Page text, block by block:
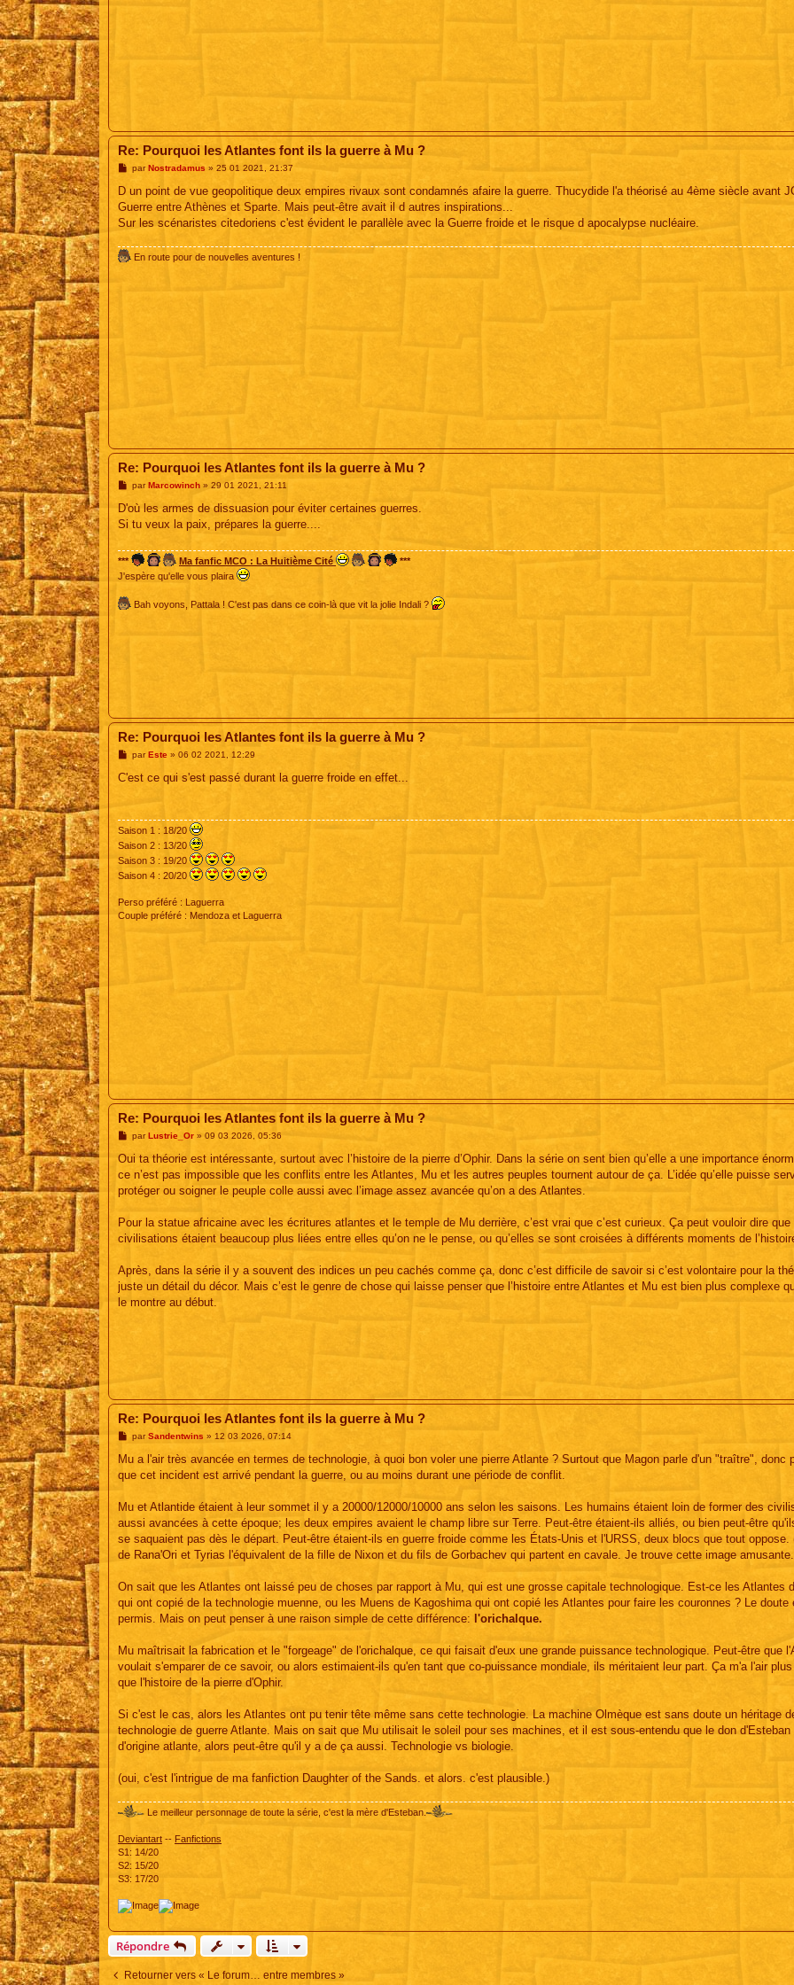
Re: Pourquoi les Atlantes font ils la guerre à Mu ?
M
s
a
g
parNostradamus» 25 01 2021, 21:37
D un point de vue geopolitique deux empires rivaux sont condamnés afaire la guerre. Thucydide l'a théorisé au 4ème siècle avant
Guerre entre Athènes et Sparte. Mais peut-être avait il d autres inspirations...
Sur les scénaristes citedoriens c'est évident le parallèle avec la Guerre froide et le risque d apocalypse nucléaire.
En route pour de nouvelles aventures !
Re: Pourquoi les Atlantes font ils la guerre à Mu ?
M
s
a
parMarcowinch» 29 01 2021, 21:11
D'où les armes de dissuasion pour éviter certaines guerres.
Si tu veux la paix, prépares la guerre....
*** Ma fanfic MCO : La Huitième Cité
***
J'espère qu'elle vous plaira
Bah voyons, Pattala ! C'est pas dans ce coin-là que vit la jolie Indali ?
Re: Pourquoi les Atlantes font ils la guerre à Mu ?
M
s
parEste» 06 02 2021, 12:29
C'est ce qui s'est passé durant la guerre froide en effet...
Saison 1 : 18/20
Saison 2 : 13/20
Saison 3 : 19/20
Saison 4 : 20/20
Perso préféré : Laguerra
Couple préféré : Mendoza et Laguerra
Re: Pourquoi les Atlantes font ils la guerre à Mu ?
M
s
a
g
parLustrie_Or» 09 03 2026, 05:36
Oui ta théorie est intéressante, surtout avec l’histoire de la pierre d’Ophir. Dans la série on sent bien qu’elle a une importance
ce n’est pas impossible que les conflits entre les Atlantes, Mu et les autres peuples tournent autour de ça. L’idée qu’elle puisse
protéger ou soigner le peuple colle aussi avec l’image assez avancée qu’on a des Atlantes.
Pour la statue africaine avec les écritures atlantes et le temple de Mu derrière, c’est vrai que c’est curieux. Ça peut vouloir dire que
civilisations étaient beaucoup plus liées entre elles qu’on ne le pense, ou qu’elles se sont croisées à différents moments de
Après, dans la série il y a souvent des indices un peu cachés comme ça, donc c’est difficile de savoir si c’est volontaire pour la
juste un détail du décor. Mais c’est le genre de chose qui laisse penser que l’histoire entre Atlantes et Mu est bien plus complexe
le montre au début.
Re: Pourquoi les Atlantes font ils la guerre à Mu ?
M
s
a
par Sandentwins » 12 03 2026, 07:14
Mu a l'air très avancée en termes de technologie, à quoi bon voler une pierre Atlante ? Surtout que Magon parle d'un "traître", donc
que cet incident est arrivé pendant la guerre, ou au moins durant une période de conflit.
Mu et Atlantide étaient à leur sommet il y a 20000/12000/10000 ans selon les saisons. Les humains étaient loin de former des
aussi avancées à cette époque; les deux empires avaient le champ libre sur Terre. Peut-être étaient-ils alliés, ou bien peut-être
se saquaient pas dès le départ. Peut-être étaient-ils en guerre froide comme les États-Unis et l'URSS, deux blocs que tout oppose.
de Rana'Ori et Tyrias l'équivalent de la fille de Nixon et du fils de Gorbachev qui partent en cavale. Je trouve cette image
On sait que les Atlantes ont laissé peu de choses par rapport à Mu, qui est une grosse capitale technologique. Est-ce les Atlantes
qui ont copié de la technologie muenne, ou les Muens de Kagoshima qui ont copié les Atlantes pour faire les couronnes ? Le doute
permis. Mais on peut penser à une raison simple de cette différence: l'orichalque.
Mu maîtrisait la fabrication et le "forgeage" de l'orichalque, ce qui faisait d'eux une grande puissance technologique. Peut-être que
voulait s'emparer de ce savoir, ou alors estimaient-ils qu'en tant que co-puissance mondiale, ils méritaient leur part. Ça m'a l'air
que l'histoire de la pierre d'Ophir.
Si c'est le cas, alors les Atlantes ont pu tenir tête même sans cette technologie. La machine Olmèque est sans doute un héritage
technologie de guerre Atlante. Mais on sait que Mu utilisait le soleil pour ses machines, et il est sous-entendu que le don d'Esteban
d'origine atlante, alors peut-être qu'il y a de ça aussi. Technologie vs biologie.
(oui, c'est l'intrigue de ma fanfiction Daughter of the Sands. et alors. c'est plausible.)
Le meilleur personnage de toute la série, c'est la mère d'Esteban.
Deviantart -- Fanfictions
S1: 14/20
S2: 15/20
S3: 17/20
Répondre
Retourner vers « Le forum… entre membres »